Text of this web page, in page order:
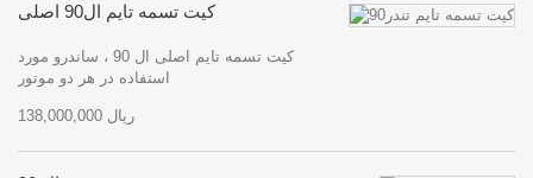
کیت تسمه تایم ال90 اصلی
کیت تسمه تایم اصلی ال 90 ، ساندرو مورد
استفاده در هر دو موتور
138,000,000 ریال